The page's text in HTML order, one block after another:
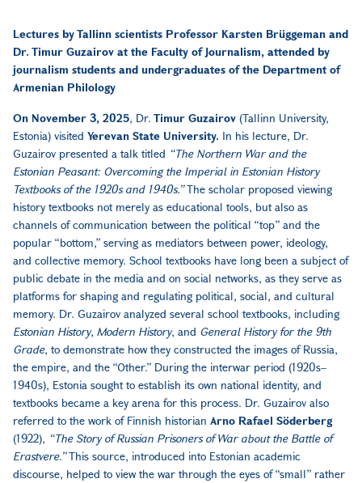
Lectures by Tallinn scientists Professor Karsten Brüggeman and
Dr. Timur Guzairov at the Faculty of Journalism, attended by
journalism students and undergraduates of the Department of
Armenian Philology
On November 3, 2025, Dr. Timur Guzairov (Tallinn University,
Estonia) visited Yerevan State University. In his lecture, Dr.
Guzairov presented a talk titled “The Northern War and the
Estonian Peasant: Overcoming the Imperial in Estonian History
Textbooks of the 1920s and 1940s.”The scholar proposed viewing
history textbooks not merely as educational tools, but also as
channels of communication between the political “top” and the
popular “bottom,” serving as mediators between power, ideology,
and collective memory. School textbooks have long been a subject of
public debate in the media and on social networks, as they serve as
platforms for shaping and regulating political, social, and cultural
memory. Dr. Guzairov analyzed several school textbooks, including
Estonian History, Modern History, and General History for the 9th
Grade, to demonstrate how they constructed the images of Russia,
the empire, and the “Other.” During the interwar period (1920s–
1940s), Estonia sought to establish its own national identity, and
textbooks became a key arena for this process. Dr. Guzairov also
referred to the work of Finnish historian Arno Rafael Söderberg
(1922), “The Story of Russian Prisoners of War about the Battle of
Erastvere.”This source, introduced into Estonian academic
discourse, helped to view the war through the eyes of “small” rather